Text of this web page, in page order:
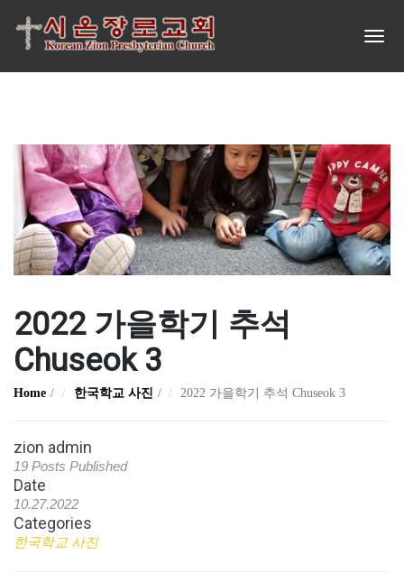
2022 가을학기 추석
Chuseok 3
Home 한국학교 사진 2022 가을학기 추석 Chuseok 3
zion admin
19 Posts Published
Date
10.27.2022
Categories
한국학교 사진